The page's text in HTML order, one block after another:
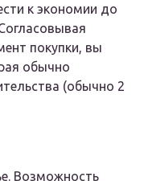
к экономии до
покупки, вы
обычно
(обычно 2
Возможность